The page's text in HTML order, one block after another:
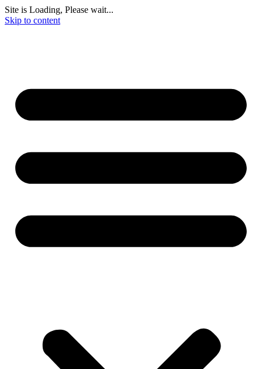
Site is Loading, Please wait...
Skip to content